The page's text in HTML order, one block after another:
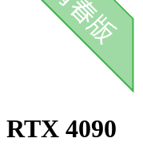
RTX 4090